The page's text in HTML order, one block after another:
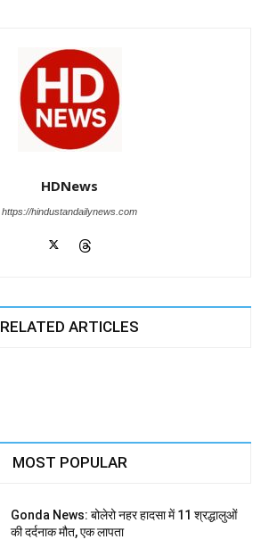
HDNews
https://hindustandailynews.com
RELATED ARTICLES
MOST POPULAR
Gonda News: बोलेरो नहर हादसा में 11 श्रद्धालुओं
की दर्दनाक मौत, एक लापता